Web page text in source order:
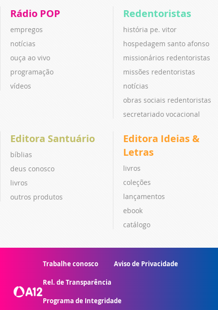
Rádio POP
empregos
notícias
ouça ao vivo
programação
vídeos
Redentoristas
história pe. vitor
hospedagem santo afonso
missionários redentoristas
missões redentoristas
notícias
obras sociais redentoristas
secretariado vocacional
Editora Santuário
bíblias
deus conosco
livros
outros produtos
Editora Ideias &
Letras
livros
coleções
lançamentos
ebook
catálogo
Trabalhe conosco Aviso de Privacidade
Rel. de Transparência
Programa de Integridade